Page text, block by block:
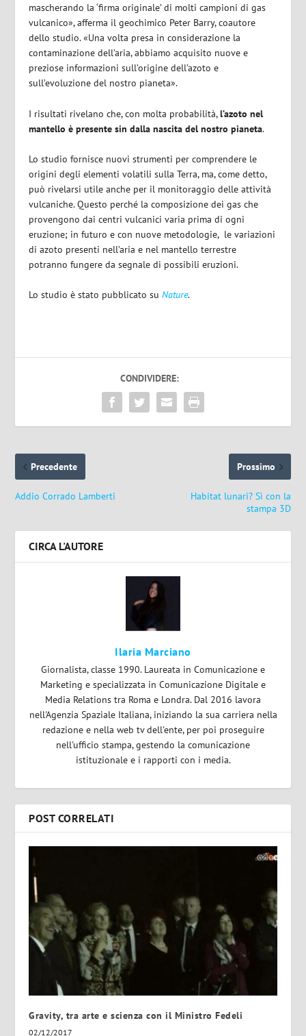
mascherando la ‘firma originale’ di molti campioni di gas
vulcanico», afferma il geochimico Peter Barry, coautore
dello studio. «Una volta presa in considerazione la
contaminazione dell’aria, abbiamo acquisito nuove e
preziose informazioni sull’origine dell’azoto e
sull’evoluzione del nostro pianeta».
I risultati rivelano che, con molta probabilità,l’azoto nel
mantello è presente sin dalla nascita del nostro pianeta.
Lo studio fornisce nuovi strumenti per comprendere le
origini degli elementi volatili sulla Terra, ma, come detto,
può rivelarsi utile anche per il monitoraggio delle attività
vulcaniche. Questo perché la composizione dei gas che
provengono dai centri vulcanici varia prima di ogni
eruzione; in futuro e con nuove metodologie, le variazioni
di azoto presenti nell’aria e nel mantello terrestre
potranno fungere da segnale di possibili eruzioni.
Lo studio è stato pubblicato suNature.
CONDIVIDERE:
Precedente
Addio Corrado Lamberti
Prossimo
Habitat lunari? Sì con la
stampa 3D
CIRCA L'AUTORE
Ilaria Marciano
Giornalista, classe 1990. Laureata in Comunicazione e
Marketing e specializzata in Comunicazione Digitale e
Media Relations tra Roma e Londra. Dal 2016 lavora
nell'Agenzia Spaziale Italiana, iniziando la sua carriera nella
redazione e nella web tv dell'ente, per poi proseguire
nell'ufficio stampa, gestendo la comunicazione
istituzionale e i rapporti con i media.
POST CORRELATI
Gravity, tra arte e scienza con il Ministro Fedeli
02/12/2017